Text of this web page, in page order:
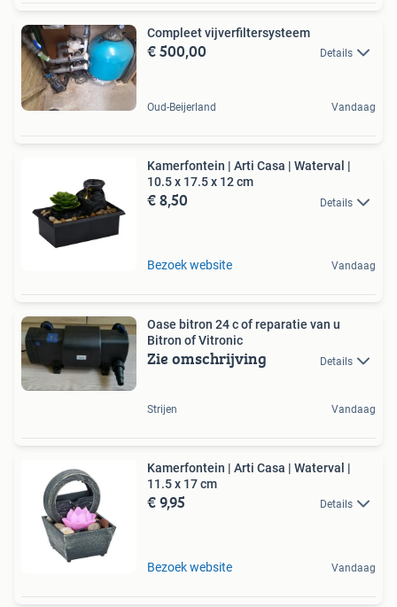
Compleet vijverfiltersysteem
€ 500,00 Details
Oud-Beijerland Vandaag
Kamerfontein | Arti Casa | Waterval |
10.5 x 17.5 x 12 cm
€ 8,50 Details
Bezoek website Vandaag
Oase bitron 24 c of reparatie van u
Bitron of Vitronic
Zie omschrijving Details
Strijen Vandaag
Kamerfontein | Arti Casa | Waterval |
11.5 x 17 cm
€ 9,95 Details
Bezoek website Vandaag